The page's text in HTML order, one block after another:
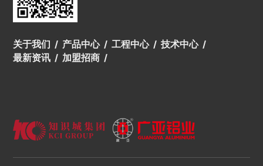
关于我们 产品中心 工程中心
技术中心
最新资讯
加盟招商